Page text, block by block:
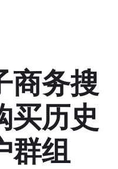
商务搜
买历史
群组